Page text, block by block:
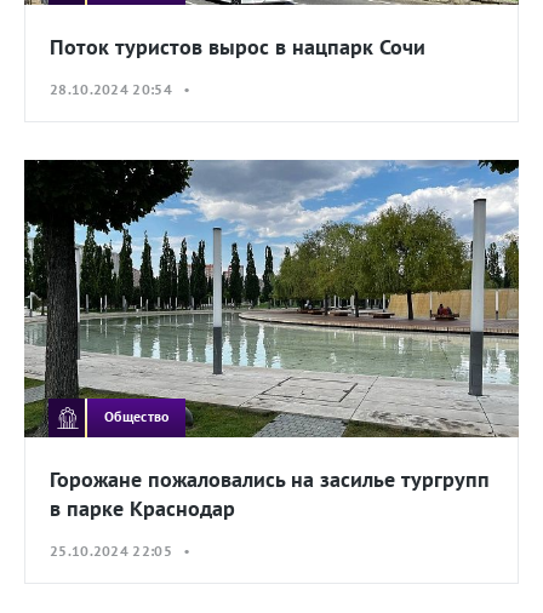
Поток туристов вырос в нацпарк Сочи
28.10.2024 20:54 •
Общество
Горожане пожаловались на засилье тургрупп
в парке Краснодар
25.10.2024 22:05 •